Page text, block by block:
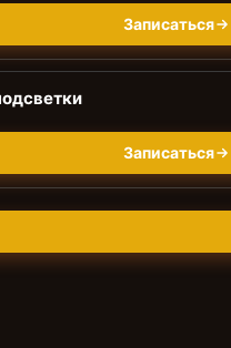
Записаться
Записаться